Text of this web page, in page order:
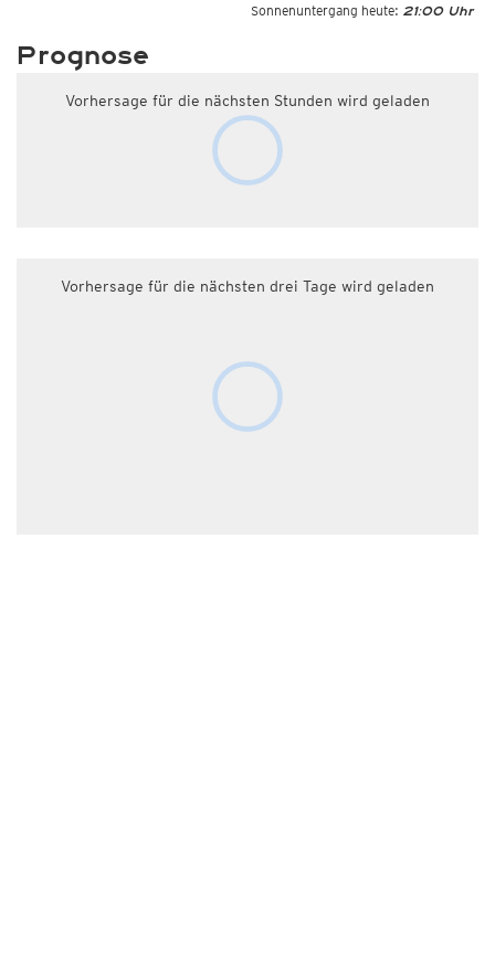
Sonnenuntergang heute: 21:00 Uhr
Prognose
Vorhersage für die nächsten Stunden wird geladen
Vorhersage für die nächsten drei Tage wird geladen